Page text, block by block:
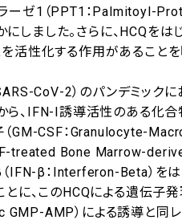
ーゼ1（PPT1：Palmitoyl-
しました。さらに、HCQを
活性化する作用があることを
CoV-2）のパンデミッ
、IFN-I誘導活性のある化
（GM-CSF：Granulocyte-
treated Bone Marrow-
（IFN-β：Interferon-Beta）
とに、このHCQによる遺伝
GMP-AMP）による誘導と同